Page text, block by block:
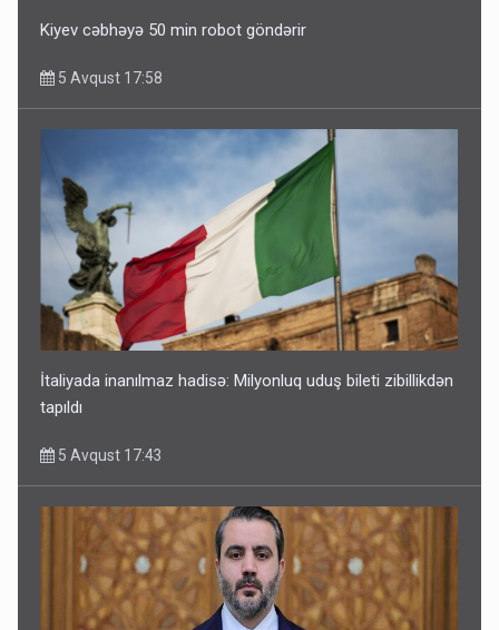
Kiyev cəbhəyə 50 min robot göndərir
5 Avqust 17:58
İtaliyada inanılmaz hadisə: Milyonluq uduş bileti zibillikdən
tapıldı
5 Avqust 17:43